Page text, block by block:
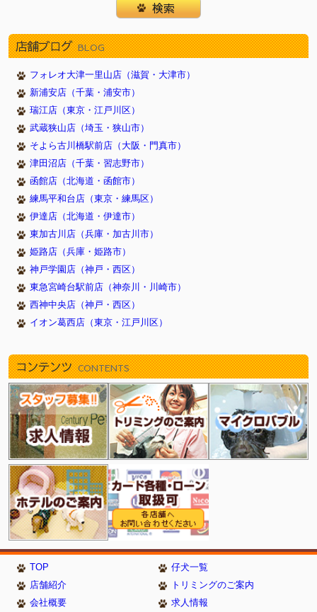
店舗ブログ BLOG
フォレオ大津一里山店（滋賀・大津市）
新浦安店（千葉・浦安市）
瑞江店（東京・江戸川区）
武蔵狭山店（埼玉・狭山市）
そよら古川橋駅前店（大阪・門真市）
津田沼店（千葉・習志野市）
函館店（北海道・函館市）
練馬平和台店（東京・練馬区）
伊達店（北海道・伊達市）
東加古川店（兵庫・加古川市）
姫路店（兵庫・姫路市）
神戸学園店（神戸・西区）
東急宮崎台駅前店（神奈川・川崎市）
西神中央店（神戸・西区）
イオン葛西店（東京・江戸川区）
コンテンツ CONTENTS
TOP
仔犬一覧
店舗紹介
トリミングのご案内
会社概要
求人情報